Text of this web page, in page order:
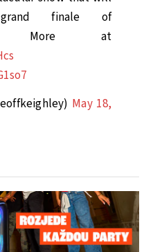
finale of
at
May 18,